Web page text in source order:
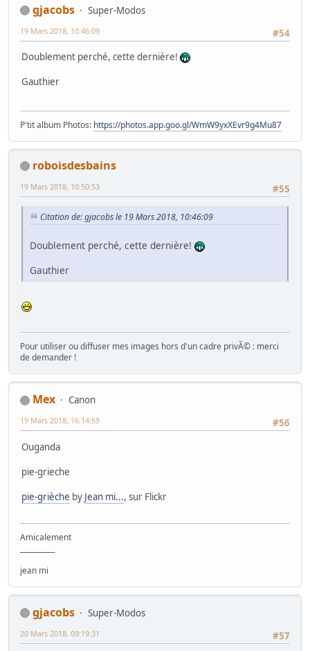
gjacobs
Super-Modos
#54
19 Mars 2018, 10:46:09
Doublement perché, cette dernière!
Gauthier
P'tit album Photos: https://photos.app.goo.gl/WmW9yxXEvr9g4Mu87
roboisdesbains
#55
19 Mars 2018, 10:50:53
Citation de: gjacobs le 19 Mars 2018, 10:46:09
Doublement perché, cette dernière!
Gauthier
Pour utiliser ou diffuser mes images hors d'un cadre privÃ© : merci
de demander !
Mex
Canon
#56
19 Mars 2018, 16:14:59
Ouganda
pie-grieche
pie-grièche by Jean mi..., sur Flickr
Amicalement
jean mi
gjacobs
Super-Modos
#57
20 Mars 2018, 09:19:31